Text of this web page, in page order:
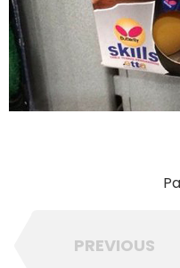
PREVIOUS